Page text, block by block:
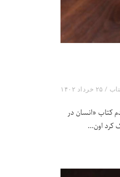
۲۵ خرداد ۱۴۰۲
کتاب «انسان در
اون